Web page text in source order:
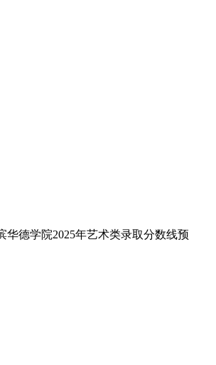
华德学院2025年艺术类录取分数线预